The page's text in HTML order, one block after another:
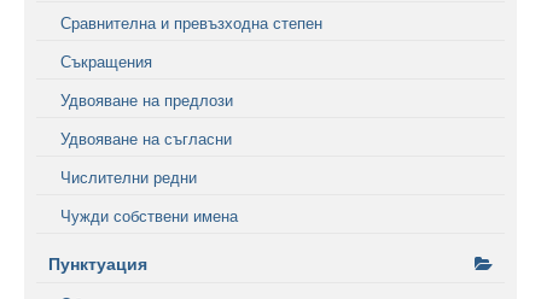
Сравнителна и превъзходна степен
Съкращения
Удвояване на предлози
Удвояване на съгласни
Числителни редни
Чужди собствени имена
Пунктуация